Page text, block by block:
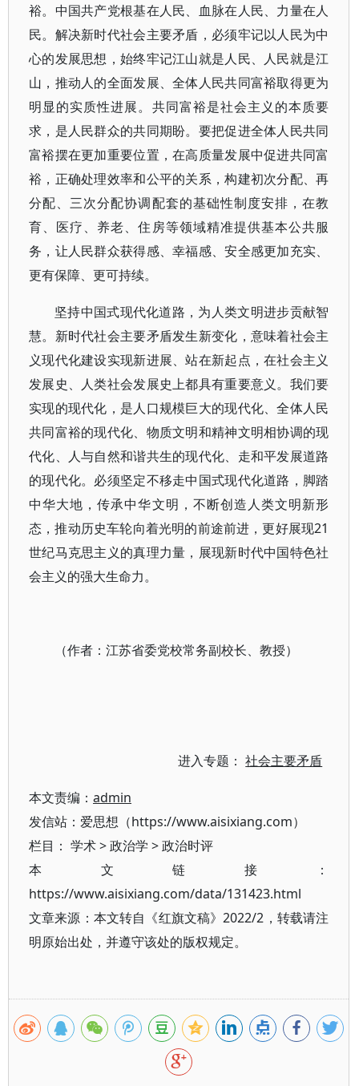
裕。中国共产党根基在人民、血脉在人民、力量在人
民。解决新时代社会主要矛盾，必须牢记以人民为中
心的发展思想，始终牢记江山就是人民、人民就是江
山，推动人的全面发展、全体人民共同富裕取得更为
明显的实质性进展。共同富裕是社会主义的本质要
求，是人民群众的共同期盼。要把促进全体人民共同
富裕摆在更加重要位置，在高质量发展中促进共同富
裕，正确处理效率和公平的关系，构建初次分配、再
分配、三次分配协调配套的基础性制度安排，在教
育、医疗、养老、住房等领域精准提供基本公共服
务，让人民群众获得感、幸福感、安全感更加充实、
更有保障、更可持续。
坚持中国式现代化道路，为人类文明进步贡献智
慧。新时代社会主要矛盾发生新变化，意味着社会主
义现代化建设实现新进展、站在新起点，在社会主义
发展史、人类社会发展史上都具有重要意义。我们要
实现的现代化，是人口规模巨大的现代化、全体人民
共同富裕的现代化、物质文明和精神文明相协调的现
代化、人与自然和谐共生的现代化、走和平发展道路
的现代化。必须坚定不移走中国式现代化道路，脚踏
中华大地，传承中华文明，不断创造人类文明新形
态，推动历史车轮向着光明的前途前进，更好展现21
世纪马克思主义的真理力量，展现新时代中国特色社
会主义的强大生命力。
（作者：江苏省委党校常务副校长、教授）
进入专题：社会主要矛盾
本文责编： admin
发信站：爱思想（https://www.aisixiang.com）
栏目： 学术>政治学 >政治时评
本文链接：
https://www.aisixiang.com/data/131423.html
文章来源：本文转自《红旗文稿》2022/2，转载请注
明原始出处，并遵守该处的版权规定。